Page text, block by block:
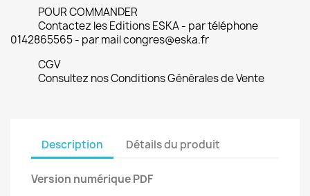
POUR COMMANDER
Contactez les Editions ESKA - par téléphone
0142865565 - par mail congres@eska.fr
CGV
Consultez nos Conditions Générales de Vente
Description Détails du produit
Version numérique PDF